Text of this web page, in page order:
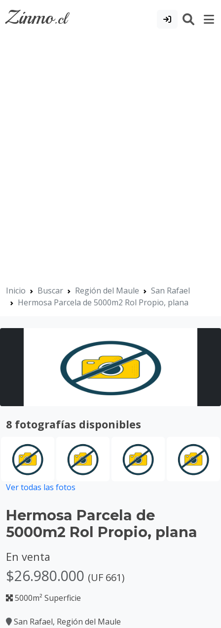
Zinmo.cl
Inicio Buscar Región del Maule
San Rafael
Hermosa Parcela de 5000m2 Rol Propio, plana
8 fotografías disponibles
Ver todas las fotos
Hermosa Parcela de
5000m2 Rol Propio, plana
En venta
$26.980.000 (UF 661)
5000m² Superficie
San Rafael, Región del Maule